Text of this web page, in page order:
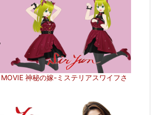
神秘の嫁-ミステリアスワイフさ